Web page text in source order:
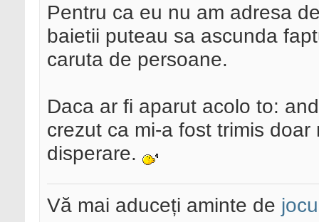
Pentru ca eu nu am adresa
baietii puteau sa ascunda
caruta de persoane.
Daca ar fi aparut acolo to:
crezut ca mi-a fost trimis
disperare.
Vă mai aduceți aminte de